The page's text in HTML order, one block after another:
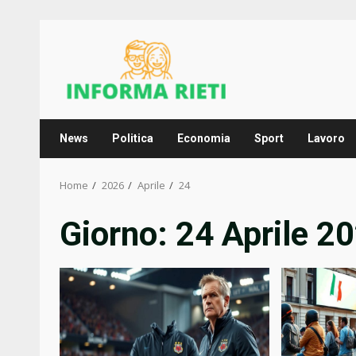
News Politica Economia Sport Lavoro
Home 2026 Aprile 24
Giorno: 24 Aprile